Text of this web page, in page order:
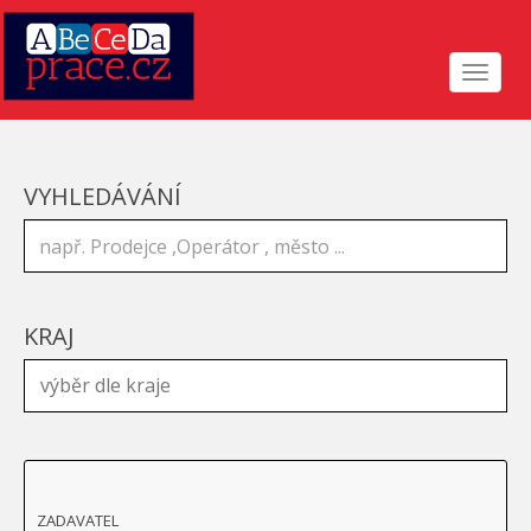
Toggle
VYHLEDÁVÁNÍ
KRAJ
ZADAVATEL